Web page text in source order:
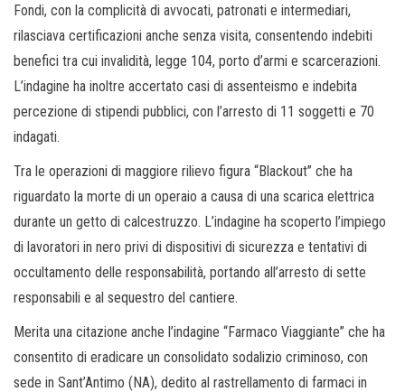
Fondi, con la complicità di avvocati, patronati e intermediari,
rilasciava certificazioni anche senza visita, consentendo indebiti
benefici tra cui invalidità, legge 104, porto d’armi e scarcerazioni.
L’indagine ha inoltre accertato casi di assenteismo e indebita
percezione di stipendi pubblici, con l’arresto di 11 soggetti e 70
indagati.
Tra le operazioni di maggiore rilievo figura “Blackout” che ha
riguardato la morte di un operaio a causa di una scarica elettrica
durante un getto di calcestruzzo. L’indagine ha scoperto l’impiego
di lavoratori in nero privi di dispositivi di sicurezza e tentativi di
occultamento delle responsabilità, portando all’arresto di sette
responsabili e al sequestro del cantiere.
Merita una citazione anche l’indagine “Farmaco Viaggiante” che ha
consentito di eradicare un consolidato sodalizio criminoso, con
sede in Sant’Antimo (NA), dedito al rastrellamento di farmaci in